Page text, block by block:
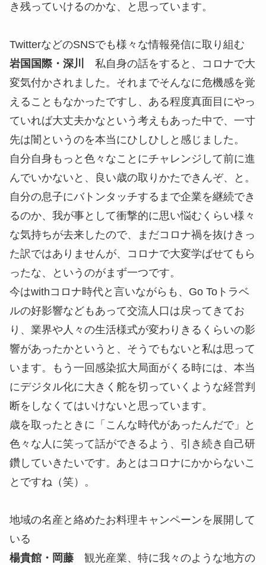
き残っていけるのかな、と思っています。
TwitterなどのSNSでも様々な情報発信に取り組む
岩国国際・深川 私自身の話をすると、コロナで大
変気付かされました。それまでそんなに危機感を覚
えることもなかったですし、ある程度真面目にやっ
ていれば大丈夫かなという考えもあった中で、一寸
先は闇というのを本当にひしひしと感じました。
自分自身もっと色々なことにチャレンジして前に進
んでいかないと、良い歳の取りかたできんぞ、と。
自分の息子にバトンタッチするまで企業を継続でき
るのか、我が事として衝撃的に思い悩むくらい様々
な気持ちが去来したので、まだコロナ禍を抜けきっ
た訳ではありませんが、コロナで大変学ばせてもら
ったな、というのがまず一つです。
今はwithコロナ時代と言いながらも、Go Toトラベ
ルの好影響などもあって交流人口は戻ってきてお
り、業界や人々の生活様式が変わりきるくらいの影
響があったかというと、そうでもないと私は思って
います。もう一回感染拡大局面がくる時には、本当
にデジタル化に大きく舵を切っていくような経営判
断をしなくてはいけないと思っています。
歳を取ったときに「こんな時代があったんだで」と
色々な人に笑って話ができるよう、引き続き自己研
鑽していきたいです。あとはコロナにかからないこ
とですね（笑）。
地域の名産と絡めたお料理キャンペーンを展開して
いる
楊貴館・岡藤 観光産業、特に我々のような地方の